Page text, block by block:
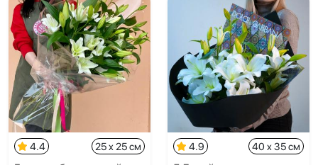
4.4 25 x 25 см 4.9 40 x 35 см